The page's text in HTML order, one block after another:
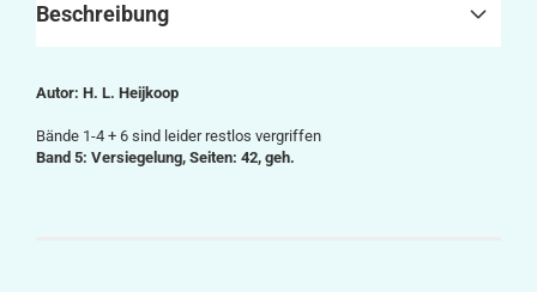
Beschreibung
Autor: H. L. Heijkoop
Bände 1-4 + 6 sind leider restlos vergriffen
Band 5: Versiegelung, Seiten: 42, geh.